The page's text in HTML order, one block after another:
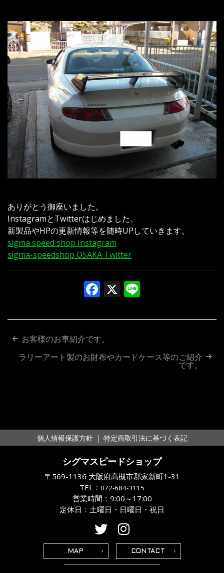
ありがとう御座いました。
InstagramとTwitterはじめました。
新製品やHPの更新情報等を随時UPしていきます。
sigma speed shop Instagram
sigma-speedshop OSAKA Twitter
Facebook
X
投
ー
シ
お客様のお車紹介です。
ラリーアート製のお財布やカードケース等のご紹介
です。
個人情報保護方針 ｜ 特定商取引法に基づく表記
シグマスピードショップ
〒569-1136 大阪府高槻市郡家新町1-31
TEL： 072-684-3115
営業時間：9:00～17:00
定休日：土曜日・日曜日・祝日
MAP CONTACT